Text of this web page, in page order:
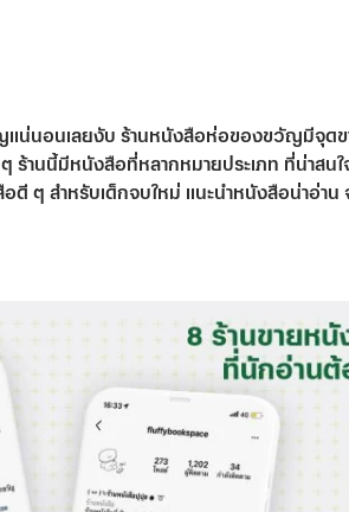
น่นอนเลยงับ ร้านหนังสือห่อของขวัญมีจุดข
นนี้มีหนังสือที่หลากหมายประเภท ที่น่าสน
ๆ สำหรับเด็กจบใหม่ แนะนำหนังสือน่าอ่าน